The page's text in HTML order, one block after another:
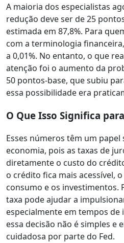
A maioria dos especialistas
redução deve ser de 25
estimada em 87,8%. Para
com a terminologia
a 0,01%. No entanto, o que
atenção foi o aumento da
50 pontos-base, que subiu
essa possibilidade era
O Que Isso Significa
Esses números têm um
economia, pois as taxas de
diretamente o custo do
o crédito fica mais acessível,
consumo e os investimentos.
taxa pode ajudar a
especialmente em tempos de
essa decisão não é simples e
cuidadosa por parte do Fed.